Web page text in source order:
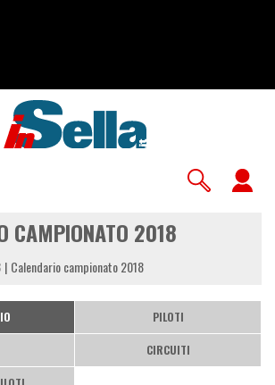
CAMPIONATO 2018
Calendario campionato 2018
PILOTI
CIRCUITI